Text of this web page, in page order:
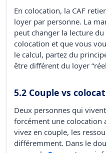
En colocation, la CAF
loyer par personne. La
peut changer la lecture du
colocation et que vous
le calcul, partez du
être différent du loyer
5.2 Couple vs
Deux personnes qui
forcément une colocation
vivez en couple, les
différemment. Dans le